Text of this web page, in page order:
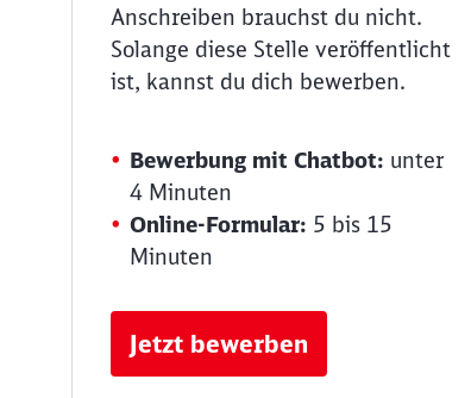
Anschreiben brauchst du nicht.
Solange diese Stelle veröffentlicht
ist, kannst du dich bewerben.
Bewerbung mit Chatbot: unter
4 Minuten
Online-Formular: 5 bis 15
Minuten
Jetzt bewerben